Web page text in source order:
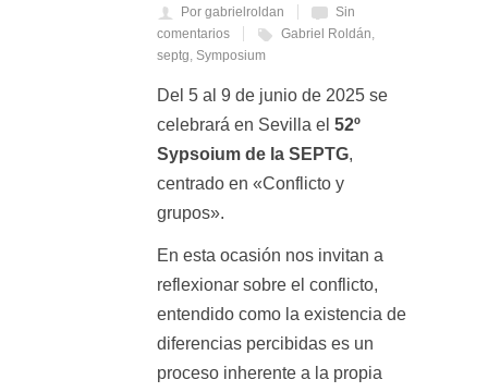
Por gabrielroldan
Sin
comentarios
Gabriel Roldán,
septg, Symposium
Del 5 al 9 de junio de 2025 se
celebrará en Sevilla el 52º
Sypsoium de la SEPTG,
centrado en «Conflicto y
grupos».
En esta ocasión nos invitan a
reflexionar sobre el conflicto,
entendido como la existencia de
diferencias percibidas es un
proceso inherente a la propia